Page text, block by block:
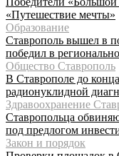
«Путешествие мечты»
Образование
Ставрополь вышел
победил в
Общество Ставрополь
В Ставрополе до
радионуклидной
Здравоохранение
Ставропольца
под предлогом
Закон и порядок